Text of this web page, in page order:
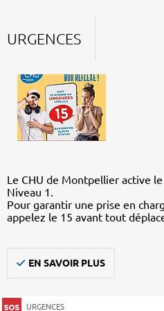
URGENCES
Le CHU de Montpellier active
Niveau 1.
Pour garantir une prise en
appelez le 15 avant tout
EN SAVOIR PLUS
URGENCES